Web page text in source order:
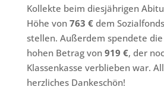
Kollekte beim diesjährigen
Höhe von 763 €dem
stellen. Außerdem spendete die
hohen Betrag von 919 €, der
Klassenkasse verblieben war.
herzliches Dankeschön!